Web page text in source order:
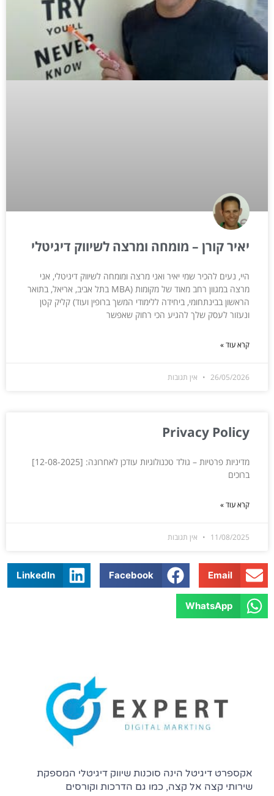
יאיר קורן – מומחה ומרצה לשיווק דיגיטלי
היי, נעים להכיר שמי יאיר ואני מרצה ומומחה לשיווק דיגיטלי, אני
מרצה במגוון רחב מאוד של מקומות (MBA בתל אביב, אריאל, בתואר
הראשון בבינתחומי, ביחידה ללימודי המשך ברופין ועוד) קליק קטן
ונעזור לעסק שלך להגיע הכי רחוק שאפשר
קרא עוד »
26/05/2026 אין תגובות
Privacy Policy
מדיניות פרטיות – גולד טכנולוגיות עודכן לאחרונה: ‎[12-08-2025]
ברוכים
קרא עוד »
11/08/2025 אין תגובות
Email
Facebook
LinkedIn
WhatsApp
אקספרט דיגיטל הינה סוכנות שיווק דיגיטלי המספקת
שירותי קצה אל קצה, כמו גם הדרכות וקורסים